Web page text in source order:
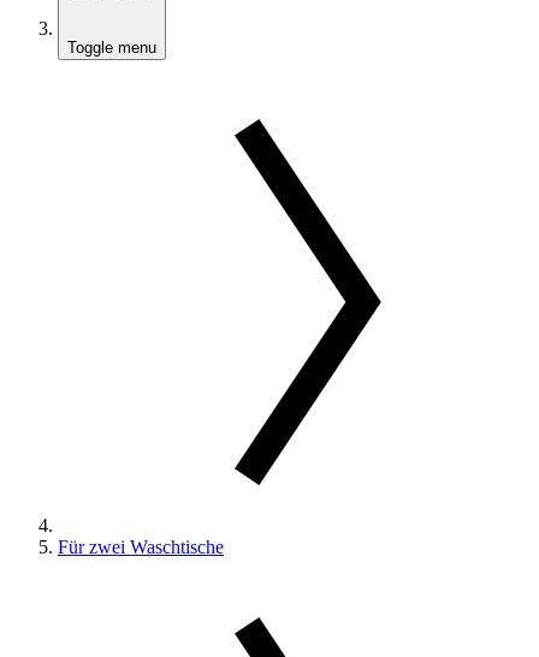
Toggle menu
Für zwei Waschtische